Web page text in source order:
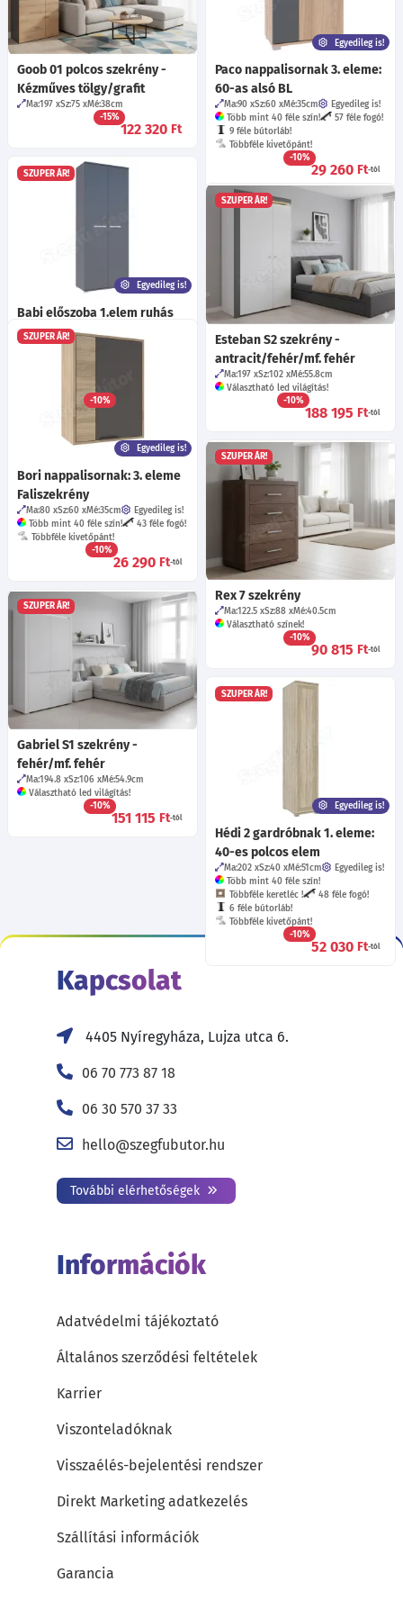
Goob 01 polcos szekrény -
Kézműves tölgy/grafit
Ma:197 Sz:75 Mé:38cm
-15%
122 320 Ft
Egyedileg is!
Paco nappalisornak 3. eleme:
60-as alsó BL
Ma:90 Sz:60 Mé:35cm
Egyedileg is!
Több mint 40 féle szín!
57 féle fogó!
9 féle bútorláb!
Többféle kivetőpánt!
-10%
29 260 Ft-tól
SZUPER ÁR!
Egyedileg is!
Babi előszoba 1.elem ruhás
szekrény
Ma:199.6 Sz:80
Többféle kivetőpánt!
-10%
56 800
SZUPER ÁR!
Esteban S2 szekrény -
antracit/fehér/mf. fehér
Ma:197 Sz:102 Mé:55.8cm
Választható led világítás!
-10%
188 195 Ft-tól
SZUPER ÁR!
Egyedileg is!
Bori nappalisornak: 3. eleme
Faliszekrény
Ma:80 Sz:60 Mé:35cm
Egyedileg is!
Több mint 40 féle szín!
43 féle fogó!
Többféle kivetőpánt!
-10%
26 290 Ft-tól
SZUPER ÁR!
Rex 7 szekrény
Ma:122.5 Sz:88 Mé:40.5cm
Választható színek!
-10%
90 815 Ft-tól
SZUPER ÁR!
Gabriel S1 szekrény -
fehér/mf. fehér
Ma:194.8 Sz:106 Mé:54.9cm
Választható led világítás!
-10%
151 115 Ft-tól
SZUPER ÁR!
Egyedileg is!
Hédi 2 gardróbnak 1. eleme:
40-es polcos elem
Ma:202 Sz:40 Mé:51cm
Egyedileg is!
Több mint 40 féle szín!
Többféle keretléc !
48 féle fogó!
6 féle bútorláb!
Többféle kivetőpánt!
-10%
52 030 Ft-tól
Kapcsolat
4405 Nyíregyháza, Lujza utca 6.
06 70 773 87 18
06 30 570 37 33
hello@szegfubutor.hu
További elérhetőségek
Információk
Adatvédelmi tájékoztató
Általános szerződési feltételek
Karrier
Viszonteladóknak
Visszaélés-bejelentési rendszer
Direkt Marketing adatkezelés
Szállítási információk
Garancia